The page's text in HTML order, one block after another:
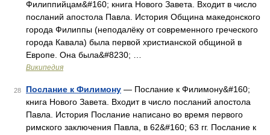
Филиппийцам&#160; книга Нового Завета. Входит в число
посланий апостола Павла. История Община македонского
города Филиппы (неподалёку от современного греческого
города Кавала) была первой христианской общиной в
Европе. Она была&#8230; …
Википедия
28 Послание к Филимону — Послание к Филимону&#160;
книга Нового Завета. Входит в число посланий апостола
Павла. История Послание написано во время первого
римского заключения Павла, в 62&#160; 63 гг. Послание к